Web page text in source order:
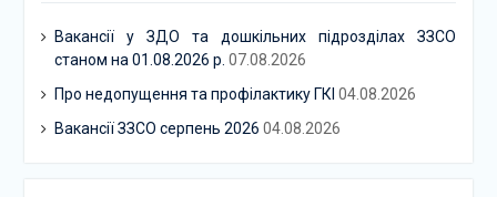
Вакансії у ЗДО та дошкільних підрозділах ЗЗСО
станом на 01.08.2026 р. 07.08.2026
Про недопущення та профілактику ГКІ 04.08.2026
Вакансії ЗЗСО серпень 2026 04.08.2026